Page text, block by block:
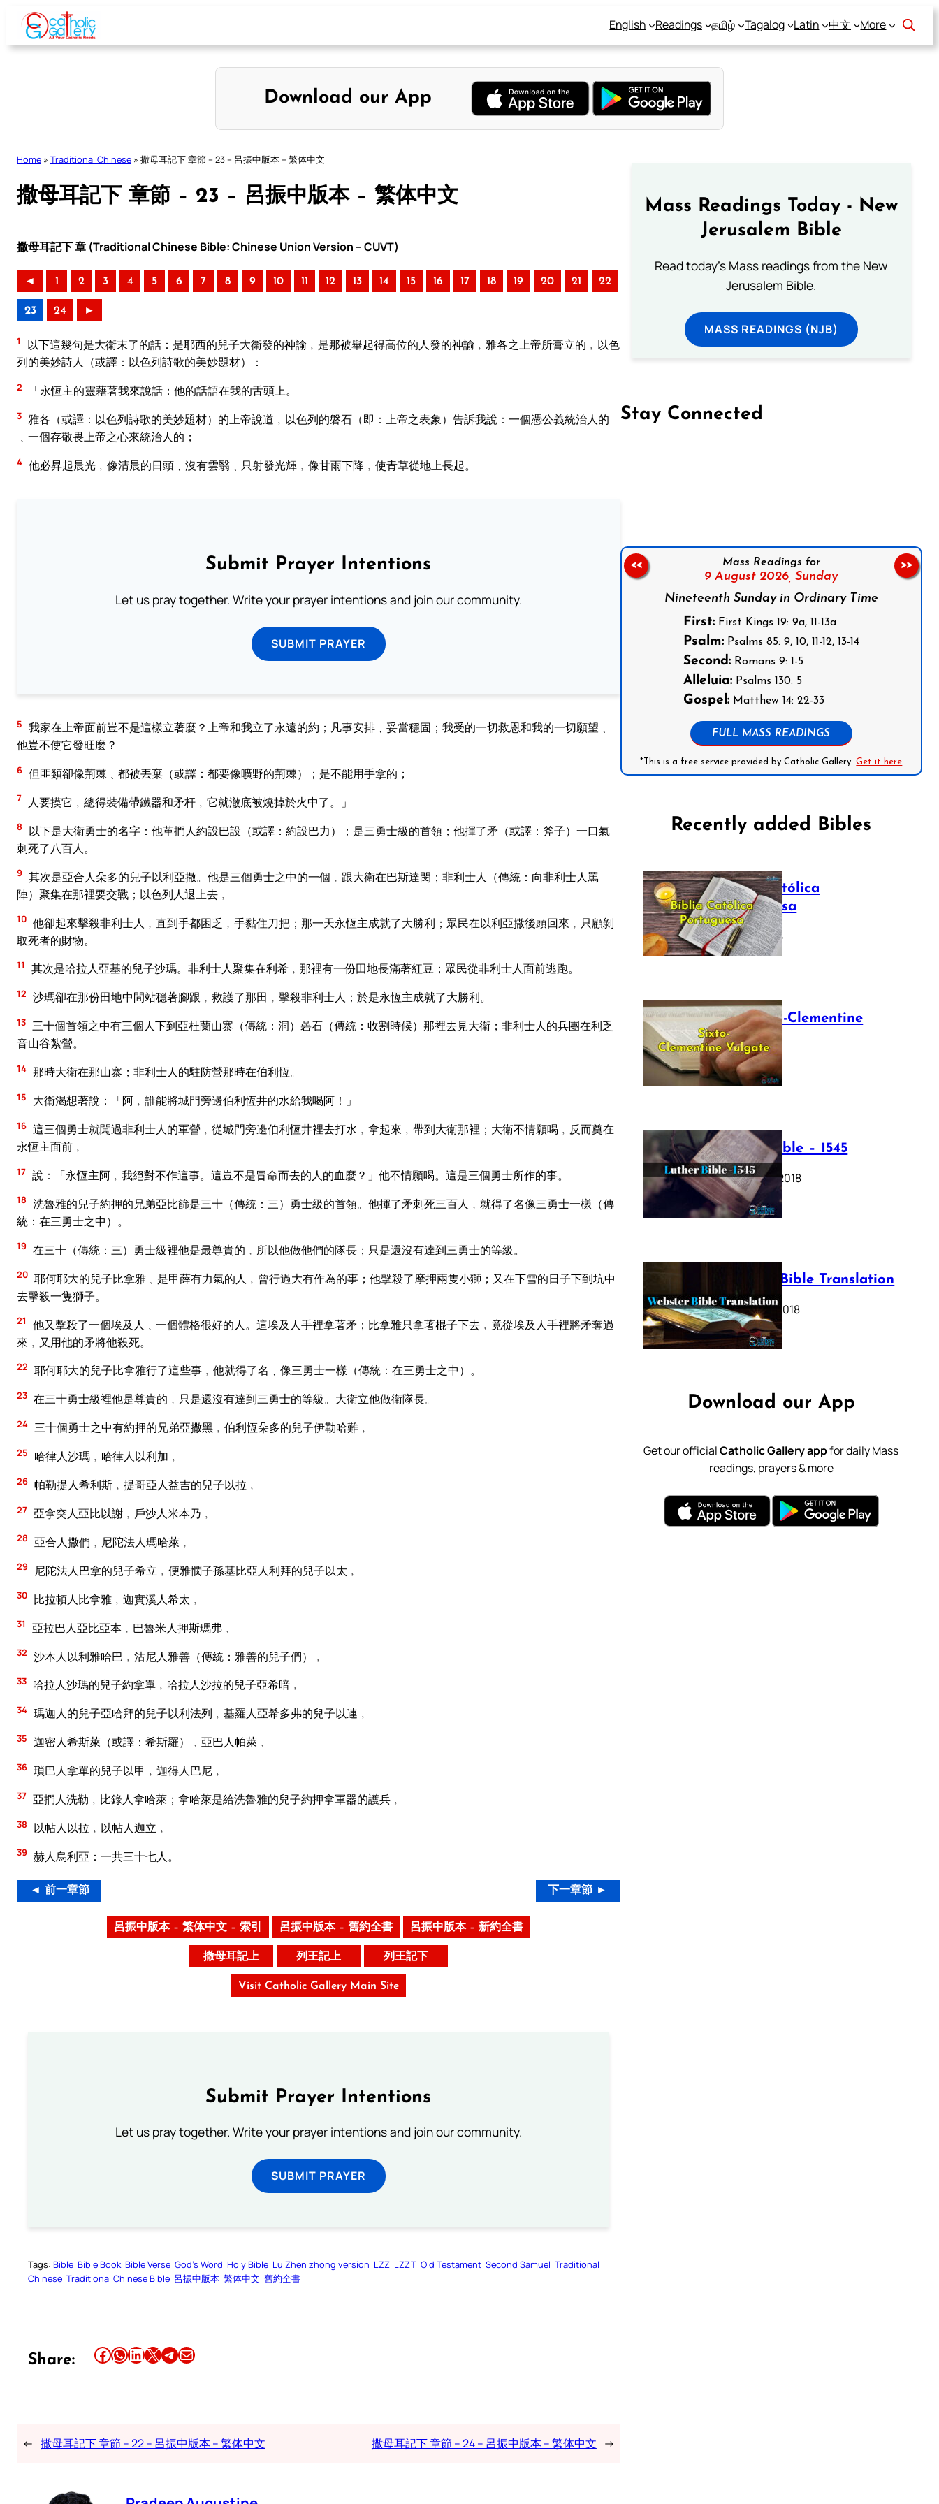
Skip
content
English Readings தமிழ் Tagalog Latin 中文 More
Download our App
Home » Traditional Chinese » 撒母耳記下 章節 – 23 – 呂振中版本 – 繁体中文
撒母耳記下 章節 – 23 – 呂振中版本 – 繁体中文
撒母耳記下 章 (Traditional Chinese Bible: Chinese Union Version – CUVT)
◄ 1 2 3 4 5 6 7 8 9 10 11 12 13 14 15 16 17 18 19 20 21 22
23 24 ►
1
以下這幾句是大衛末了的話：是耶西的兒子大衛發的神諭﹐是那被舉起得高位的人發的神諭﹐雅各之上帝所膏立的﹐以色
列的美妙詩人（或譯：以色列詩歌的美妙題材）：
2 「永恆主的靈藉著我來說話：他的話語在我的舌頭上。
3 雅各（或譯：以色列詩歌的美妙題材）的上帝說道﹐以色列的磐石（即：上帝之表象）告訴我說：一個憑公義統治人的
﹑一個存敬畏上帝之心來統治人的；
4 他必昇起晨光﹐像清晨的日頭﹑沒有雲翳﹑只射發光輝﹐像甘雨下降﹐使青草從地上長起。
Submit Prayer Intentions
Let us pray together. Write your prayer intentions and join our community.
SUBMIT PRAYER
5 我家在上帝面前豈不是這樣立著麼？上帝和我立了永遠的約；凡事安排﹑妥當穩固；我受的一切救恩和我的一切願望﹑
他豈不使它發旺麼？
6 但匪類卻像荊棘﹑都被丟棄（或譯：都要像曠野的荊棘）；是不能用手拿的；
7 人要摸它﹐總得裝備帶鐵器和矛杆﹐它就澈底被燒掉於火中了。」
8
以下是大衛勇士的名字：他革捫人約設巴設（或譯：約設巴力）；是三勇士級的首領；他揮了矛（或譯：斧子）一口氣
刺死了八百人。
9 其次是亞合人朵多的兒子以利亞撒。他是三個勇士之中的一個﹐跟大衛在巴斯達閔；非利士人（傳統：向非利士人罵
陣）聚集在那裡要交戰；以色列人退上去﹐
10 他卻起來擊殺非利士人﹐直到手都困乏﹐手黏住刀把；那一天永恆主成就了大勝利；眾民在以利亞撒後頭回來﹐只顧剝
取死者的財物。
11 其次是哈拉人亞基的兒子沙瑪。非利士人聚集在利希﹐那裡有一份田地長滿著紅豆；眾民從非利士人面前逃跑。
12 沙瑪卻在那份田地中間站穩著腳跟﹐救護了那田﹐擊殺非利士人；於是永恆主成就了大勝利。
13 三十個首領之中有三個人下到亞杜蘭山寨（傳統：洞）碞石（傳統：收割時候）那裡去見大衛；非利士人的兵團在利乏
音山谷紮營。
14 那時大衛在那山寨；非利士人的駐防營那時在伯利恆。
15 大衛渴想著說：「阿﹐誰能將城門旁邊伯利恆井的水給我喝阿！」
16 這三個勇士就闖過非利士人的軍營﹐從城門旁邊伯利恆井裡去打水﹐拿起來﹐帶到大衛那裡；大衛不情願喝﹐反而奠在
永恆主面前﹐
17 說：「永恆主阿﹐我絕對不作這事。這豈不是冒命而去的人的血麼？」他不情願喝。這是三個勇士所作的事。
18 洗魯雅的兒子約押的兄弟亞比篩是三十（傳統：三）勇士級的首領。他揮了矛刺死三百人﹐就得了名像三勇士一樣（傳
統：在三勇士之中）。
19 在三十（傳統：三）勇士級裡他是最尊貴的﹐所以他做他們的隊長；只是還沒有達到三勇士的等級。
20 耶何耶大的兒子比拿雅﹑是甲薛有力氣的人﹐曾行過大有作為的事；他擊殺了摩押兩隻小獅；又在下雪的日子下到坑中
去擊殺一隻獅子。
21
他又擊殺了一個埃及人﹑一個體格很好的人。這埃及人手裡拿著矛；比拿雅只拿著棍子下去﹐竟從埃及人手裡將矛奪過
來﹐又用他的矛將他殺死。
22 耶何耶大的兒子比拿雅行了這些事﹐他就得了名﹑像三勇士一樣（傳統：在三勇士之中）。
23 在三十勇士級裡他是尊貴的﹐只是還沒有達到三勇士的等級。大衛立他做衛隊長。
24 三十個勇士之中有約押的兄弟亞撒黑﹐伯利恆朵多的兒子伊勒哈難﹐
25 哈律人沙瑪﹐哈律人以利加﹐
26 帕勒提人希利斯﹐提哥亞人益吉的兒子以拉﹐
27 亞拿突人亞比以謝﹐戶沙人米本乃﹐
28 亞合人撒們﹐尼陀法人瑪哈萊﹐
29 尼陀法人巴拿的兒子希立﹐便雅憫子孫基比亞人利拜的兒子以太﹐
30 比拉頓人比拿雅﹐迦實溪人希太﹐
31 亞拉巴人亞比亞本﹐巴魯米人押斯瑪弗﹐
32 沙本人以利雅哈巴﹐沽尼人雅善（傳統：雅善的兒子們）﹐
33 哈拉人沙瑪的兒子約拿單﹐哈拉人沙拉的兒子亞希暗﹐
34 瑪迦人的兒子亞哈拜的兒子以利法列﹐基羅人亞希多弗的兒子以連﹐
35 迦密人希斯萊（或譯：希斯羅）﹐亞巴人帕萊﹐
36 瑣巴人拿單的兒子以甲﹐迦得人巴尼﹐
37 亞捫人洗勒﹐比錄人拿哈萊；拿哈萊是給洗魯雅的兒子約押拿軍器的護兵﹐
38 以帖人以拉﹐以帖人迦立﹐
39 赫人烏利亞：一共三十七人。
◄ 前一章節 下一章節 ►
呂振中版本 – 繁体中文 – 索引 呂振中版本 – 舊約全書 呂振中版本 – 新約全書
撒母耳記上 列王記上 列王記下
Visit Catholic Gallery Main Site
Submit Prayer Intentions
Let us pray together. Write your prayer intentions and join our community.
SUBMIT PRAYER
Tags: Bible Bible Book Bible Verse God’s Word Holy Bible Lu Zhen zhong version LZZ LZZT Old Testament Second Samuel Traditional
Chinese Traditional Chinese Bible 呂振中版本 繁体中文 舊約全書
Share: Share this article on Facebook Share this article on WhatsApp Share this article on LinkedIn Share this article on X Share this article on TelegramEmail this Article
← 撒母耳記下 章節 – 22 – 呂振中版本 – 繁体中文 撒母耳記下 章節 – 24 – 呂振中版本 – 繁体中文 →
Mass Readings Today - New
Jerusalem Bible
Read today's Mass readings from the New
Jerusalem Bible.
MASS READINGS (NJB)
Stay Connected
Mass Readings for
9 August 2026, Sunday
Nineteenth Sunday in Ordinary Time
First:First Kings 19: 9a, 11-13a
Psalm:Psalms 85: 9, 10, 11-12, 13-14
Second:Romans 9: 1-5
Alleluia:Psalms 130: 5
Gospel:Matthew 14: 22-33
FULL MASS READINGS
*This is a free service provided by Catholic Gallery.Get it here
<< >>
Recently added Bibles
Bíblia Católica
Portuguesa
July 16, 2025
The Sixto-Clementine
Vulgate
July 12, 2025
Luther Bible – 1545
October 17, 2018
Webster Bible Translation
October 11, 2018
Download our App
Get our officialCatholic Gallery appfor daily Mass
readings, prayers & more